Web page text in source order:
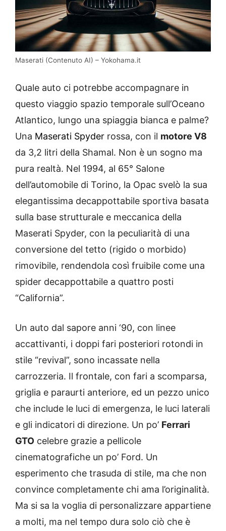
Maserati (Contenuto AI) – Yokohama.it
Quale auto ci potrebbe accompagnare in
questo viaggio spazio temporale sull’Oceano
Atlantico, lungo una spiaggia bianca e palme?
Una Maserati Spyder rossa, con il motore V8
da 3,2 litri della Shamal. Non è un sogno ma
pura realtà. Nel 1994, al 65° Salone
dell’automobile di Torino, la Opac svelò la sua
elegantissima decappottabile sportiva basata
sulla base strutturale e meccanica della
Maserati Spyder, con la peculiarità di una
conversione del tetto (rigido o morbido)
rimovibile, rendendola così fruibile come una
spider decappottabile a quattro posti
“California”.
Un auto dal sapore anni ‘90, con linee
accattivanti, i doppi fari posteriori rotondi in
stile “revival”, sono incassate nella
carrozzeria. Il frontale, con fari a scomparsa,
griglia e paraurti anteriore, ed un pezzo unico
che include le luci di emergenza, le luci laterali
e gli indicatori di direzione. Un po’ Ferrari
GTO celebre grazie a pellicole
cinematografiche un po’ Ford. Un
esperimento che trasuda di stile, ma che non
convince completamente chi ama l’originalità.
Ma si sa la voglia di personalizzare appartiene
a molti, ma nel tempo dura solo ciò che è